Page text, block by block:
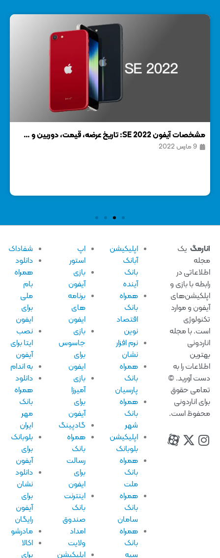
مشخصات آیفون SE 2022: تاریخ عرضه، قیمت، دوربین و …
یک
در
با بازی و
و موارد
با مجله
را به
آورید. ©
حقوق
اناردونی
است.
اپلیکیشن
آبانک
آینده
همراه
اقتصاد
نرم افزار
نشان
همراه
پارسیان
همراه
اپلیکیشن
بلوبانک
همراه
همراه
سامان
همراه
اپ
استور
بازی
آیفون
برنامه
ایفون
بازی
جاسوس
ایفون
بازی
آیفون
گادپینگ
همراه
رسالت
ایفون
اینترنت
صندوق
امداد
ولایت
اپلیکیشن
شفاداک
دانلود
همراه
ایفون
نصب
ایتا برای
آیفون
به اندام
دانلود
همراه
بلوبانک
آیفون
دانلود
نشان
آیفون
رایگان
مادرشو
اکالا